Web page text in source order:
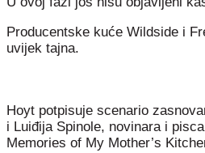
Producentske kuće Wildside i
uvijek tajna.
Hoyt potpisuje scenario
i Luiđija Spinole, novinara i
Memories of My Mother’s